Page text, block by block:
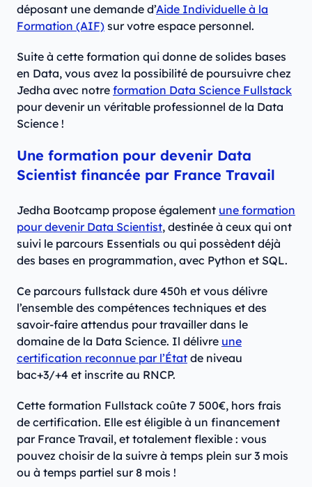
déposant une demande d’Aide Individuelle à la
Formation (AIF) sur votre espace personnel.
Suite à cette formation qui donne de solides bases
en Data, vous avez la possibilité de poursuivre chez
Jedha avec notre formation Data Science Fullstack
pour devenir un véritable professionnel de la Data
Science !
Une formation pour devenir Data
Scientist financée par France Travail
Jedha Bootcamp propose également une formation
pour devenir Data Scientist, destinée à ceux qui ont
suivi le parcours Essentials ou qui possèdent déjà
des bases en programmation, avec Python et SQL.
Ce parcours fullstack dure 450h et vous délivre
l’ensemble des compétences techniques et des
savoir-faire attendus pour travailler dans le
domaine de la Data Science. Il délivre une
certification reconnue par l’État de niveau
bac+3/+4 et inscrite au RNCP.
Cette formation Fullstack coûte 7 500€, hors frais
de certification. Elle est éligible à un financement
par France Travail, et totalement flexible : vous
pouvez choisir de la suivre à temps plein sur 3 mois
ou à temps partiel sur 8 mois !